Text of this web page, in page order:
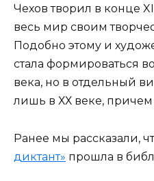
Чехов творил в конце
весь мир своим
Подобно этому и
стала формироваться
века, но в отдельный
лишь в ХХ веке, причем
Ранее мы рассказали,
диктант» прошла в